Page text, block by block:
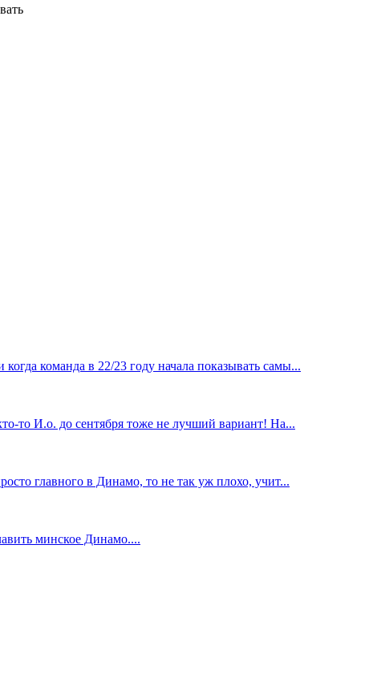
команда в 22/23 году начала показывать самы...
то И.о. до сентября тоже не лучший вариант! На...
главного в Динамо, то не так уж плохо, учит...
минское Динамо....